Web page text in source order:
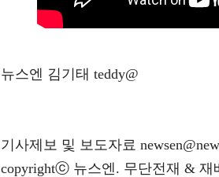
뉴스엔 김기태 teddy@
기사제보 및 보도자료
copyrightⓒ 뉴스엔. 무단전재 & 재